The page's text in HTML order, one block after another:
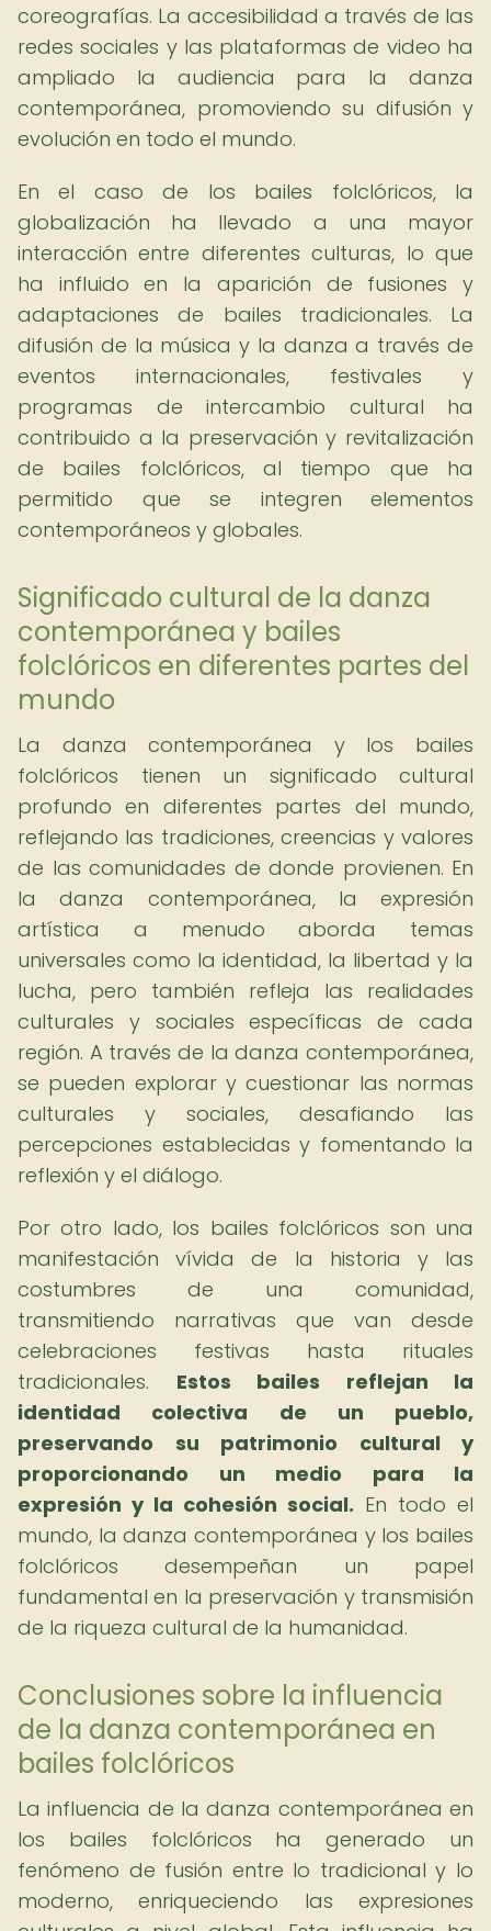
coreografías. La accesibilidad a través de las
redes sociales y las plataformas de video ha
ampliado la audiencia para la danza
contemporánea, promoviendo su difusión y
evolución en todo el mundo.
En el caso de los bailes folclóricos, la
globalización ha llevado a una mayor
interacción entre diferentes culturas, lo que
ha influido en la aparición de fusiones y
adaptaciones de bailes tradicionales. La
difusión de la música y la danza a través de
eventos internacionales, festivales y
programas de intercambio cultural ha
contribuido a la preservación y revitalización
de bailes folclóricos, al tiempo que ha
permitido que se integren elementos
contemporáneos y globales.
Significado cultural de la danza
contemporánea y bailes
folclóricos en diferentes partes del
mundo
La danza contemporánea y los bailes
folclóricos tienen un significado cultural
profundo en diferentes partes del mundo,
reflejando las tradiciones, creencias y valores
de las comunidades de donde provienen. En
la danza contemporánea, la expresión
artística a menudo aborda temas
universales como la identidad, la libertad y la
lucha, pero también refleja las realidades
culturales y sociales específicas de cada
región. A través de la danza contemporánea,
se pueden explorar y cuestionar las normas
culturales y sociales, desafiando las
percepciones establecidas y fomentando la
reflexión y el diálogo.
Por otro lado, los bailes folclóricos son una
manifestación vívida de la historia y las
costumbres de una comunidad,
transmitiendo narrativas que van desde
celebraciones festivas hasta rituales
tradicionales. Estos bailes reflejan la
identidad colectiva de un pueblo,
preservando su patrimonio cultural y
proporcionando un medio para la
expresión y la cohesión social. En todo el
mundo, la danza contemporánea y los bailes
folclóricos desempeñan un papel
fundamental en la preservación y transmisión
de la riqueza cultural de la humanidad.
Conclusiones sobre la influencia
de la danza contemporánea en
bailes folclóricos
La influencia de la danza contemporánea en
los bailes folclóricos ha generado un
fenómeno de fusión entre lo tradicional y lo
moderno, enriqueciendo las expresiones